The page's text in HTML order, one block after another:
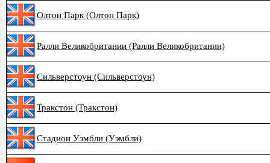
Олтон Парк (Олтон Парк)
Ралли Великобритании (Ралли Великобритании)
Сильверстоун (Сильверстоун)
Тракстон (Тракстон)
Стадион Уэмбли (Уэмбли)